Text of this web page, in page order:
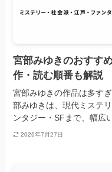
宮部みゆきのおすす
作・読む順番も解説
宮部みゆきの作品は多す
部みゆきは、現代ミステ
ンタジー・SFまで、幅広
2026年7月27日